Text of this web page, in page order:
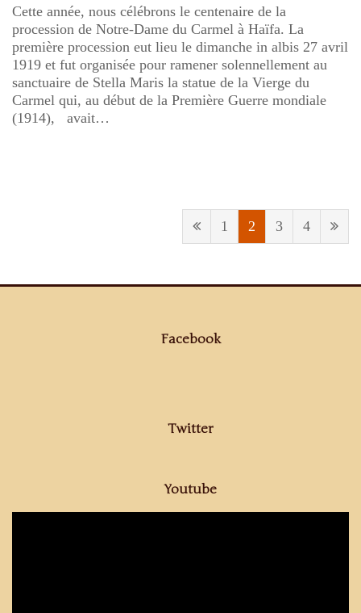
Cette année, nous célébrons le centenaire de la
procession de Notre-Dame du Carmel à Haïfa. La
première procession eut lieu le dimanche in albis 27 avril
1919 et fut organisée pour ramener solennellement au
sanctuaire de Stella Maris la statue de la Vierge du
Carmel qui, au début de la Première Guerre mondiale
(1914), avait…
1 2 3 4
Facebook
Twitter
Youtube